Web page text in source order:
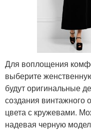
Для воплощения
выберите
будут оригинальные
создания винтажного
цвета с кружевами.
надевая черную